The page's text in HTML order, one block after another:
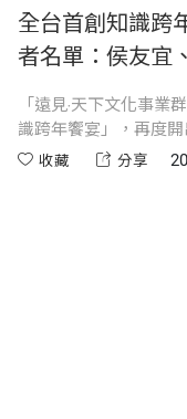
全台首創知識跨
者名單：侯友宜
者 分享超越自
「遠見‧天下文化事業
識跨年饗宴」，再度
宜、嚴長壽、江賢二、
收藏 分享